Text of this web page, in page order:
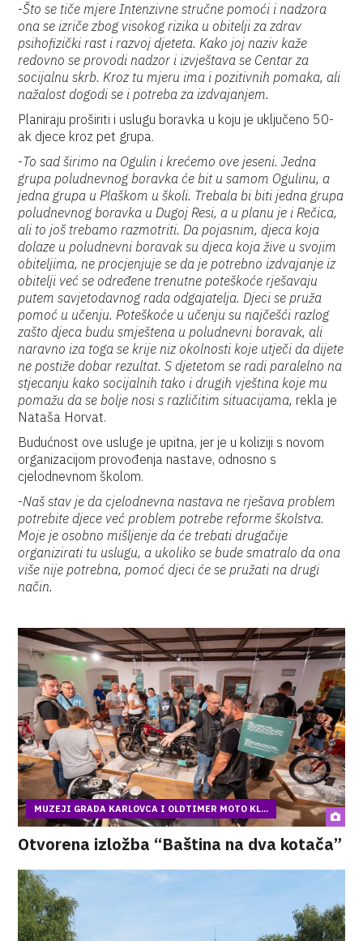
-Što se tiče mjere Intenzivne stručne pomoći i nadzora
ona se izriče zbog visokog rizika u obitelji za zdrav
psihofizički rast i razvoj djeteta. Kako joj naziv kaže
redovno se provodi nadzor i izvještava se Centar za
socijalnu skrb. Kroz tu mjeru ima i pozitivnih pomaka, ali
nažalost dogodi se i potreba za izdvajanjem.
Planiraju proširiti i uslugu boravka u koju je uključeno 50-
ak djece kroz pet grupa.
-To sad širimo na Ogulin i krećemo ove jeseni. Jedna
grupa poludnevnog boravka će bit u samom Ogulinu, a
jedna grupa u Plaškom u školi. Trebala bi biti jedna grupa
poludnevnog boravka u Dugoj Resi, a u planu je i Rečica,
ali to još trebamo razmotriti. Da pojasnim, djeca koja
dolaze u poludnevni boravak su djeca koja žive u svojim
obiteljima, ne procjenjuje se da je potrebno izdvajanje iz
obitelji već se određene trenutne poteškoće rješavaju
putem savjetodavnog rada odgajatelja. Djeci se pruža
pomoć u učenju. Poteškoće u učenju su najčešći razlog
zašto djeca budu smještena u poludnevni boravak, ali
naravno iza toga se krije niz okolnosti koje utječi da dijete
ne postiže dobar rezultat. S djetetom se radi paralelno na
stjecanju kako socijalnih tako i drugih vještina koje mu
pomažu da se bolje nosi s različitim situacijama, rekla je
Nataša Horvat.
Budućnost ove usluge je upitna, jer je u koliziji s novom
organizacijom provođenja nastave, odnosno s
cjelodnevnom školom.
-Naš stav je da cjelodnevna nastava ne rješava problem
potrebite djece već problem potrebe reforme školstva.
Moje je osobno mišljenje da će trebati drugačije
organizirati tu uslugu, a ukoliko se bude smatralo da ona
više nije potrebna, pomoć djeci će se pružati na drugi
način.
MUZEJI GRADA KARLOVCA I OLDTIMER MOTO KL...
Otvorena izložba “Baština na dva kotača”